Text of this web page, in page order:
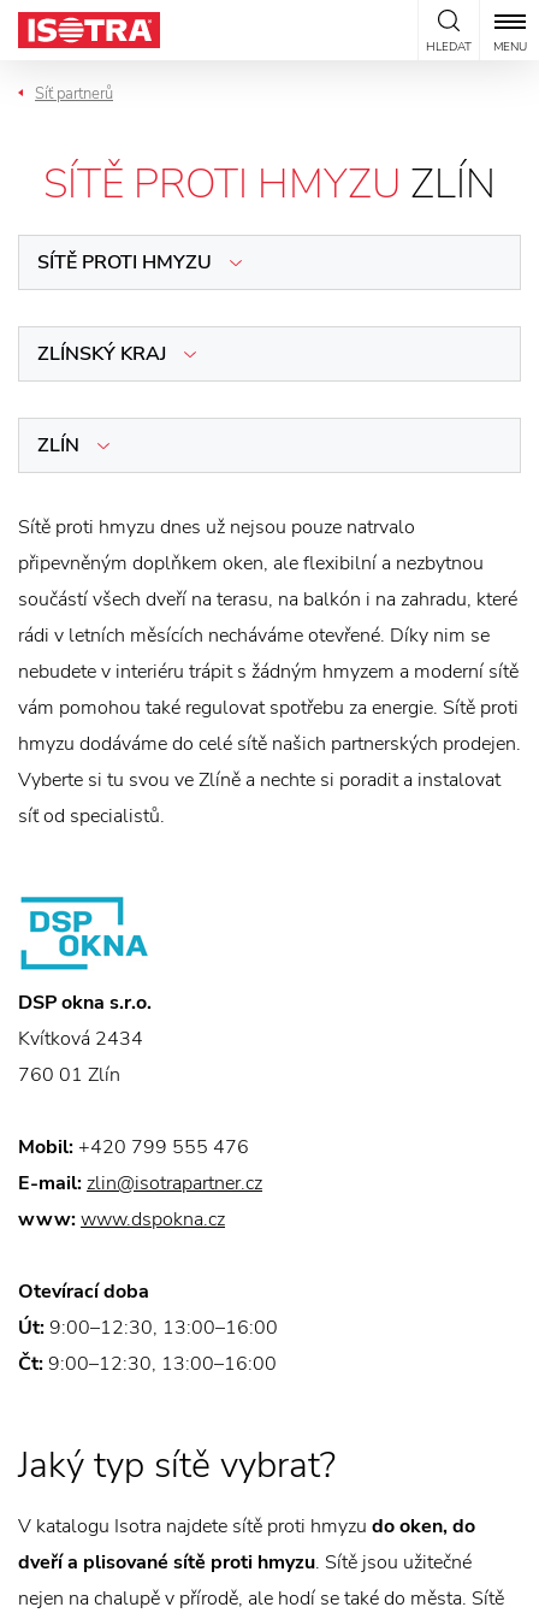
Přeskočit na obsah
HLEDAT MENU
Síť partnerů
SÍTĚ PROTI HMYZU ZLÍN
SÍTĚ PROTI HMYZU
ZLÍNSKÝ KRAJ
ZLÍN
Sítě proti hmyzu dnes už nejsou pouze natrvalo
připevněným doplňkem oken, ale flexibilní a nezbytnou
součástí všech dveří na terasu, na balkón i na zahradu, které
rádi v letních měsících necháváme otevřené. Díky nim se
nebudete v interiéru trápit s žádným hmyzem a moderní sítě
vám pomohou také regulovat spotřebu za energie. Sítě proti
hmyzu dodáváme do celé sítě našich partnerských prodejen.
Vyberte si tu svou ve Zlíně a nechte si poradit a instalovat
síť od specialistů.
DSP okna s.r.o.
Kvítková 2434
760 01 Zlín
Mobil: +420 799 555 476
E-mail: zlin@isotrapartner.cz
www:www.dspokna.cz
Otevírací doba
Út: 9:00–12:30, 13:00–16:00
Čt: 9:00–12:30, 13:00–16:00
Jaký typ sítě vybrat?
V katalogu Isotra najdete sítě proti hmyzu do oken, do
dveří a plisované sítě proti hmyzu. Sítě jsou užitečné
nejen na chalupě v přírodě, ale hodí se také do města. Sítě